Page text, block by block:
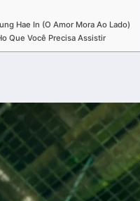
Hae In (O Amor Mora Ao Lado)
Que Você Precisa Assistir